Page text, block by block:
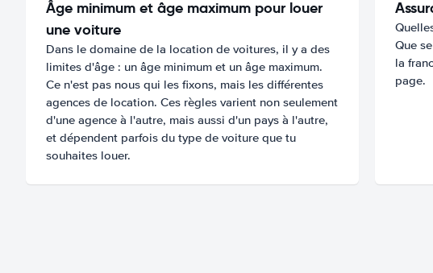
Âge minimum et âge maximum pour louer
une voiture
Dans le domaine de la location de voitures, il y a des
limites d'âge : un âge minimum et un âge maximum.
Ce n'est pas nous qui les fixons, mais les différentes
agences de location. Ces règles varient non seulement
d'une agence à l'autre, mais aussi d'un pays à l'autre,
et dépendent parfois du type de voiture que tu
souhaites louer.
Que
la
page.